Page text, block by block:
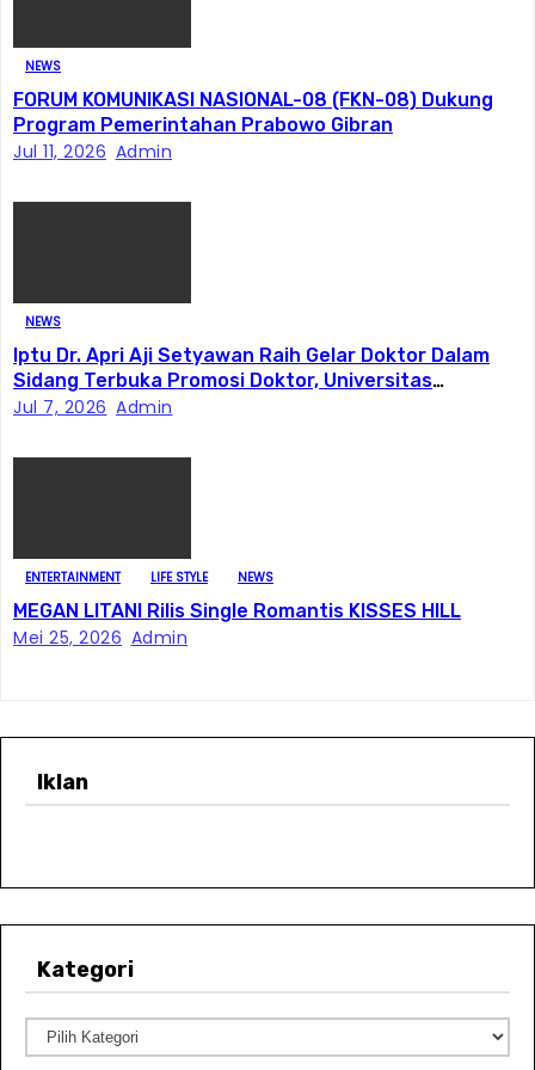
s NEWS
FORUM KOMUNIKASI NASIONAL-08 (FKN-08) Dukung
Program Pemerintahan Prabowo Gibran
Jul 11, 2026 Admin
NEWS
Iptu Dr. Apri Aji Setyawan Raih Gelar Doktor Dalam
Sidang Terbuka Promosi Doktor, Universitas
Borobudur.
Jul 7, 2026 Admin
ENTERTAINMENT LIFE STYLE NEWS
MEGAN LITANI Rilis Single Romantis KISSES HILL
Mei 25, 2026 Admin
Iklan
Kategori